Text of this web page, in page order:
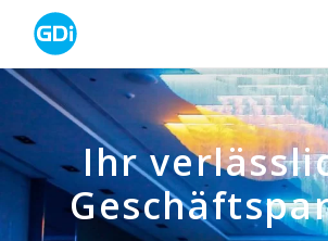
content
Ihr